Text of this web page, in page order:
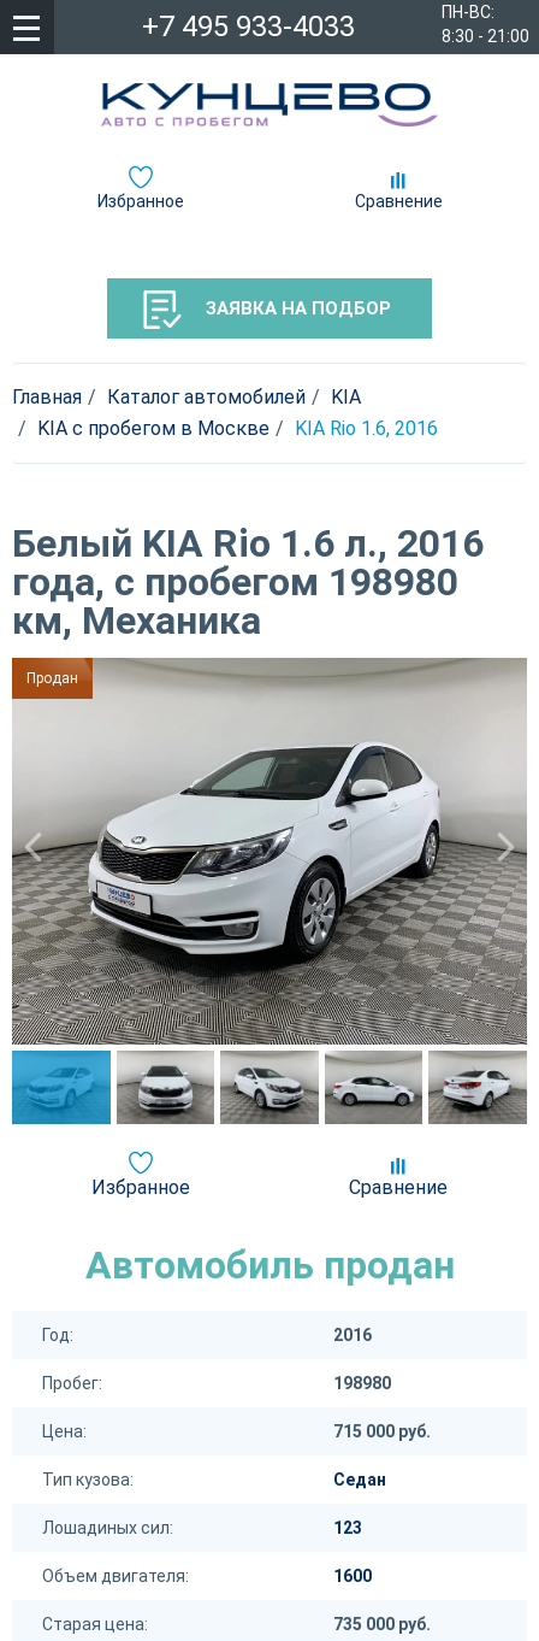
ПН-ВС:
8:30 - 21:00
+7 495 933-4033
Избранное Сравнение
ЗАЯВКА НА ПОДБОР
Главная Каталог автомобилей
KIA
KIA с пробегом в Москве
KIA Rio 1.6, 2016
Белый KIA Rio 1.6 л., 2016
года, с пробегом 198980
км, Механика
Продан
Избранное Сравнение
Автомобиль продан
Год: 2016
Пробег: 198980
Цена: 715 000 руб.
Тип кузова: Седан
Лошадиных сил: 123
Объем двигателя: 1600
Старая цена: 735 000 руб.